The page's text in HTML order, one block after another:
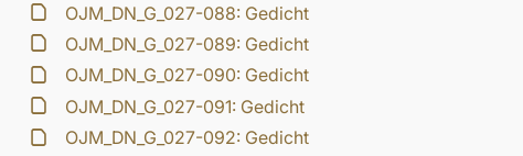
OJM_DN_G_027-088: Gedicht
OJM_DN_G_027-089: Gedicht
OJM_DN_G_027-090: Gedicht
OJM_DN_G_027-091: Gedicht
OJM_DN_G_027-092: Gedicht